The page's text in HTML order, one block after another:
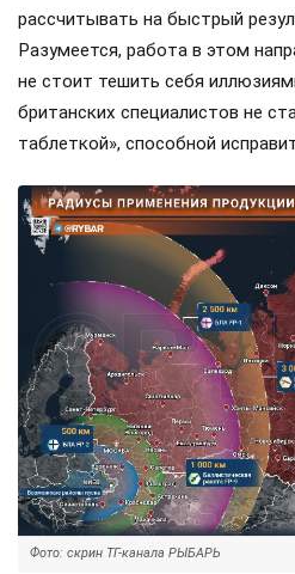
рассчитывать на быстрый
Разумеется, работа в этом
не стоит тешить себя
британских специалистов не
таблеткой», способной
Фото: скрин ТГ-канала РЫБАРЬ